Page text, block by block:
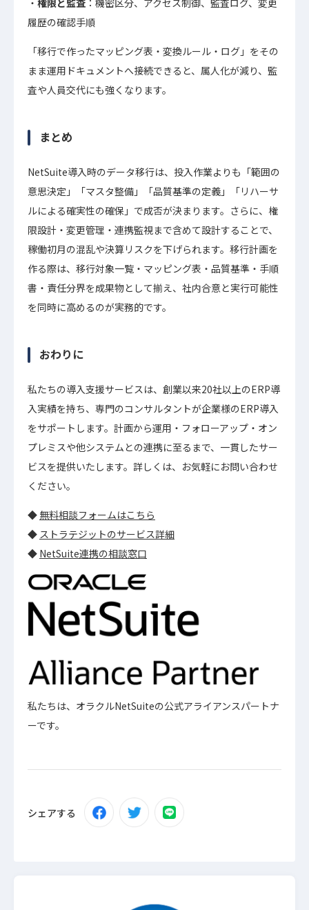
権限と監査 ：機密区分、アクセス制御、監査ログ、変更
履歴の確認手順
「移行で作ったマッピング表・変換ルール・ログ」をその
まま運用ドキュメントへ接続できると、属人化が減り、監
査や人員交代にも強くなります。
まとめ
NetSuite導入時のデータ移行は、投入作業よりも「範囲の
意思決定」「マスタ整備」「品質基準の定義」「リハーサ
ルによる確実性の確保」で成否が決まります。さらに、権
限設計・変更管理・連携監視まで含めて設計することで、
稼働初月の混乱や決算リスクを下げられます。移行計画を
作る際は、移行対象一覧・マッピング表・品質基準・手順
書・責任分界を成果物として揃え、社内合意と実行可能性
を同時に高めるのが実務的です。
おわりに
私たちの導入支援サービスは、創業以来20社以上のERP導
入実績を持ち、専門のコンサルタントが企業様のERP導入
をサポートします。計画から運用・フォローアップ・オン
プレミスや他システムとの連携に至るまで、一貫したサー
ビスを提供いたします。詳しくは、お気軽にお問い合わせ
ください。
◆ 無料相談フォームはこちら
◆ ストラテジットのサービス詳細
◆ NetSuite連携の相談窓口
私たちは、オラクルNetSuiteの公式アライアンスパートナ
ーです。
シェアする